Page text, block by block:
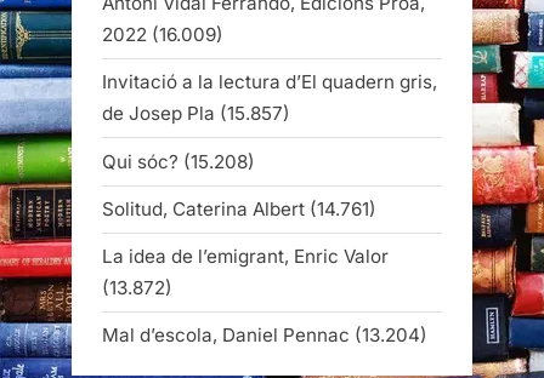
2022 (16.009)
Invitació a la lectura d’El quadern gris,
de Josep Pla (15.857)
Qui sóc? (15.208)
Solitud, Caterina Albert (14.761)
La idea de l’emigrant, Enric Valor
(13.872)
Mal d’escola, Daniel Pennac (13.204)